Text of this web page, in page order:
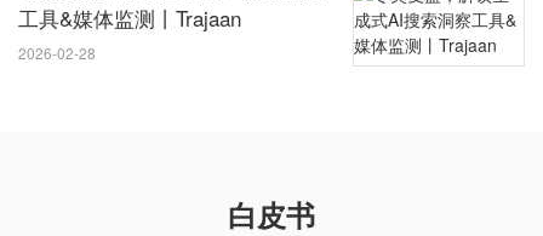
工具&媒体监测丨Trajaan
2026-02-28
白皮书